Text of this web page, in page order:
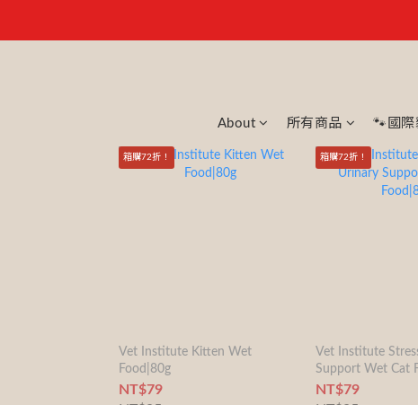
About 所有商品 🐾國際
箱購72折！
Vet Institute Kitten Wet
Food|80g
NT$79
箱購72折！
Vet Institute
Support Wet Cat
NT$79